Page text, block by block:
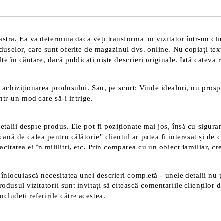
Ea va determina dacă veți transforma un vizitator într-un
care sunt oferite de magazinul dvs. online. Nu copiați
în căutare, dacă publicați niște descrieri originale. Iată cateva
produsului. Sau, pe scurt: Vinde idealuri, nu
un mod care să-i intrige.
despre produs. Ele pot fi poziționate mai jos, însă cu
de cafea pentru călătorie" clientul ar putea fi interesat și
ei în mililitri, etc. Prin comparea cu un obiect familiar,
necesitatea unei descrieri completă - unele detalii
vizitatorii sunt invitați să citească comentariile clienților
referirile către acestea.